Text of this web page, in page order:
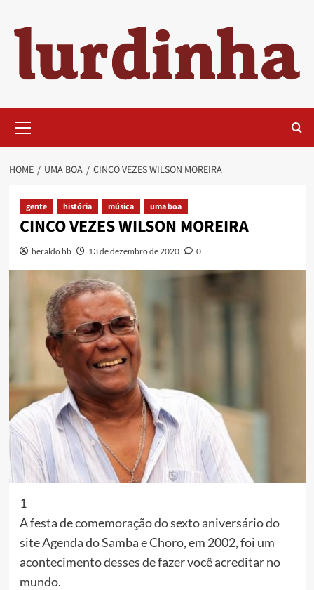
content
Menu
HOME UMA BOA CINCO VEZES WILSON MOREIRA
gente história música uma boa
CINCO VEZES WILSON MOREIRA
heraldo hb 13 de dezembro de 2020 0
1
A festa de comemoração do sexto aniversário do
site Agenda do Samba e Choro, em 2002, foi um
acontecimento desses de fazer você acreditar no
mundo.